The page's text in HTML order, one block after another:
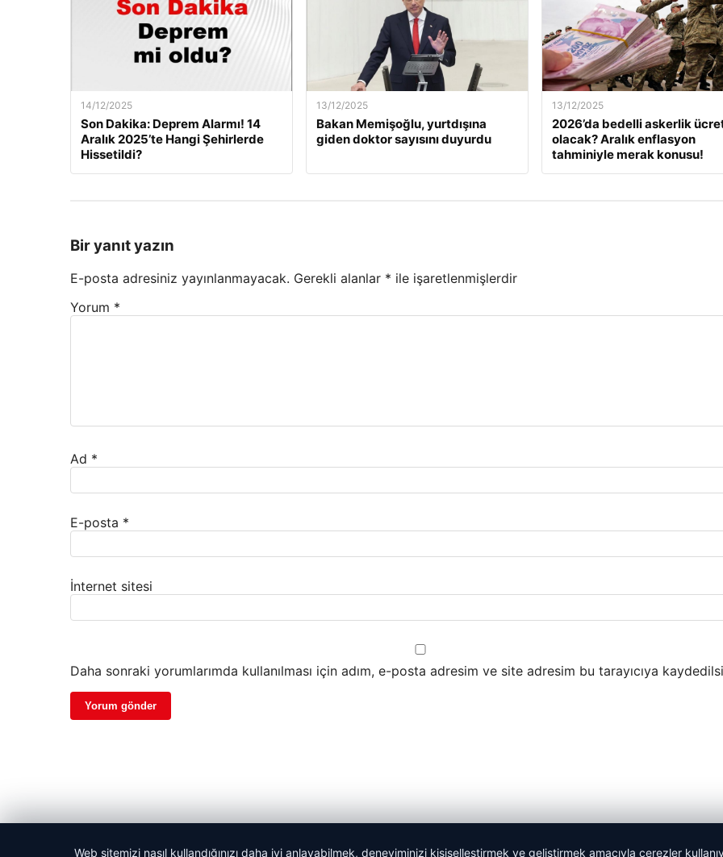
14/12/2025
Son Dakika: Deprem Alarmı! 14
Aralık 2025’te Hangi Şehirlerde
Hissetildi?
13/12/2025
Bakan Memişoğlu, yurtdışına
giden doktor sayısını duyurdu
13/12/2025
2026’da bedelli askerlik
olacak? Aralık enflasyon
tahminiyle merak konusu!
Bir yanıt yazın
E-posta adresiniz yayınlanmayacak. Gerekli alanlar * ile işaretlenmişlerdir
Yorum *
Ad *
E-posta *
İnternet sitesi
Daha sonraki yorumlarımda kullanılması için adım, e-posta adresim ve site adresim bu tarayıcıya
Web sitemizi nasıl kullandığınızı daha iyi anlayabilmek, deneyiminizi kişiselleştirmek ve geliştirmek amacıyla çerezler